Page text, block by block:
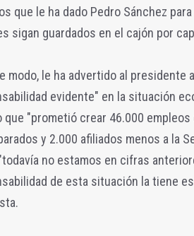
que le ha dado Pedro Sánchez
sigan guardados en el cajón por
modo, le ha advertido al presidente
evidente" en la situación
que "prometió crear 46.000
y 2.000 afiliados menos a la
no estamos en cifras
de esta situación la tiene